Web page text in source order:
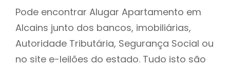
Pode encontrar Alugar Apartamento em
Alcains junto dos bancos, imobiliárias,
Autoridade Tributária, Segurança Social ou
no site e-leilões do estado. Tudo isto são